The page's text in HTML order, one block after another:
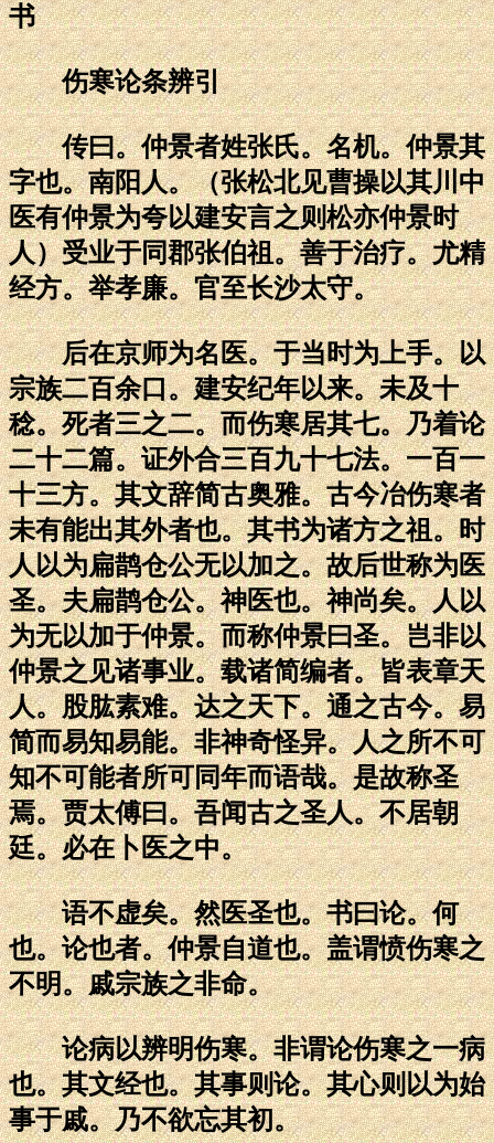
书
伤寒论条辨引
传曰。仲景者姓张氏。名机。仲景其
字也。南阳人。（张松北见曹操以其川中
医有仲景为夸以建安言之则松亦仲景时
人）受业于同郡张伯祖。善于治疗。尤精
经方。举孝廉。官至长沙太守。
后在京师为名医。于当时为上手。以
宗族二百余口。建安纪年以来。未及十
稔。死者三之二。而伤寒居其七。乃着论
二十二篇。证外合三百九十七法。一百一
十三方。其文辞简古奥雅。古今冶伤寒者
未有能出其外者也。其书为诸方之祖。时
人以为扁鹊仓公无以加之。故后世称为医
圣。夫扁鹊仓公。神医也。神尚矣。人以
为无以加于仲景。而称仲景曰圣。岂非以
仲景之见诸事业。载诸简编者。皆表章天
人。股肱素难。达之天下。通之古今。易
简而易知易能。非神奇怪异。人之所不可
知不可能者所可同年而语哉。是故称圣
焉。贾太傅曰。吾闻古之圣人。不居朝
廷。必在卜医之中。
语不虚矣。然医圣也。书曰论。何
也。论也者。仲景自道也。盖谓愤伤寒之
不明。戚宗族之非命。
论病以辨明伤寒。非谓论伤寒之一病
也。其文经也。其事则论。其心则以为始
事于戚。乃不欲忘其初。